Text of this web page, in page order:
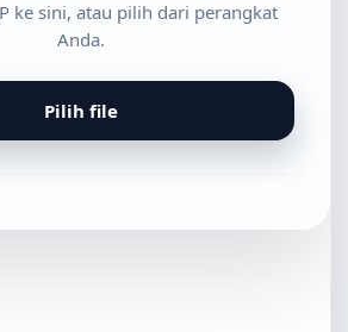
ke sini, atau pilih dari perangkat
Anda.
Pilih file